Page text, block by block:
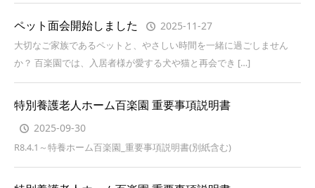
ペット面会開始しました 2025-11-27
大切なご家族であるペットと、やさしい時間を一緒に過ごしません
か？ 百楽園では、入居者様が愛する犬や猫と再会でき […]
特別養護老人ホーム百楽園 重要事項説明書
2025-09-30
R8.4.1～特養ホーム百楽園_重要事項説明書(別紙含む)